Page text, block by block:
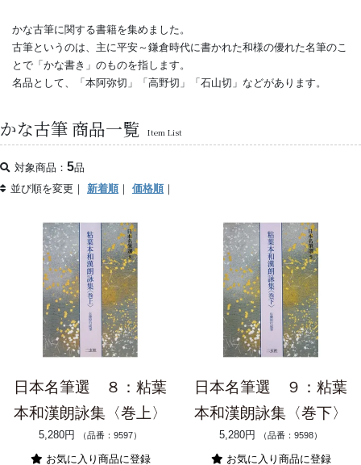
かな古筆に関する書籍を集めました。
古筆というのは、主に平安～鎌倉時代に書かれた和様の優れた名筆のこ
とで「かな書き」のものを指します。
名品として、「本阿弥切」「高野切」「石山切」などがあります。
かな古筆 商品一覧 Item List
対象商品： 5品
並び順を変更｜ 新着順｜ 価格順｜
日本名筆選 ８：粘葉
本和漢朗詠集〈巻上〉
5,280円 （品番：9597）
お気に入り商品に登録
日本名筆選 ９：粘葉
本和漢朗詠集〈巻下〉
5,280円 （品番：9598）
お気に入り商品に登録